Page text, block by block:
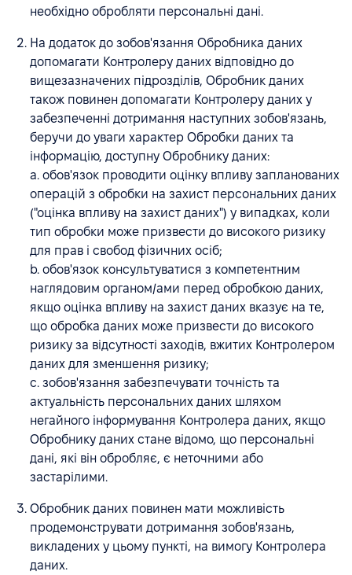
необхідно обробляти персональні дані.
На додаток до зобов'язання Обробника даних
допомагати Контролеру даних відповідно до
вищезазначених підрозділів, Обробник даних
також повинен допомагати Контролеру даних у
забезпеченні дотримання наступних зобов'язань,
беручи до уваги характер Обробки даних та
інформацію, доступну Обробнику даних:
a. обов'язок проводити оцінку впливу запланованих
операцій з обробки на захист персональних даних
("оцінка впливу на захист даних") у випадках, коли
тип обробки може призвести до високого ризику
для прав і свобод фізичних осіб;
b. обов'язок консультуватися з компетентним
наглядовим органом/ами перед обробкою даних,
якщо оцінка впливу на захист даних вказує на те,
що обробка даних може призвести до високого
ризику за відсутності заходів, вжитих Контролером
даних для зменшення ризику;
c. зобов'язання забезпечувати точність та
актуальність персональних даних шляхом
негайного інформування Контролера даних, якщо
Обробнику даних стане відомо, що персональні
дані, які він обробляє, є неточними або
застарілими.
Обробник даних повинен мати можливість
продемонструвати дотримання зобов'язань,
викладених у цьому пункті, на вимогу Контролера
даних.